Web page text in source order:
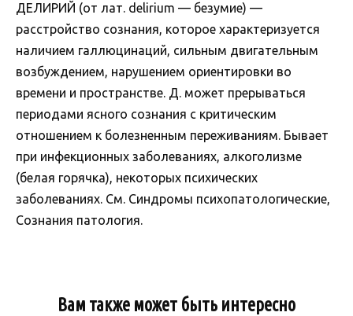
ДЕЛИРИЙ (от лат. delirium — безумие) —
расстройство сознания, которое характеризуется
наличием галлюцинаций, сильным двигательным
возбуждением, нарушением ориентировки во
времени и пространстве. Д. может прерываться
периодами ясного сознания с критическим
отношением к болезненным переживаниям. Бывает
при инфекционных заболеваниях, алкоголизме
(белая горячка), некоторых психических
заболеваниях. См. Синдромы психопатологические,
Сознания патология.
Вам также может быть интересно